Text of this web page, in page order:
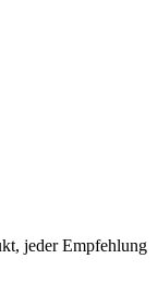
jeder Empfehlung